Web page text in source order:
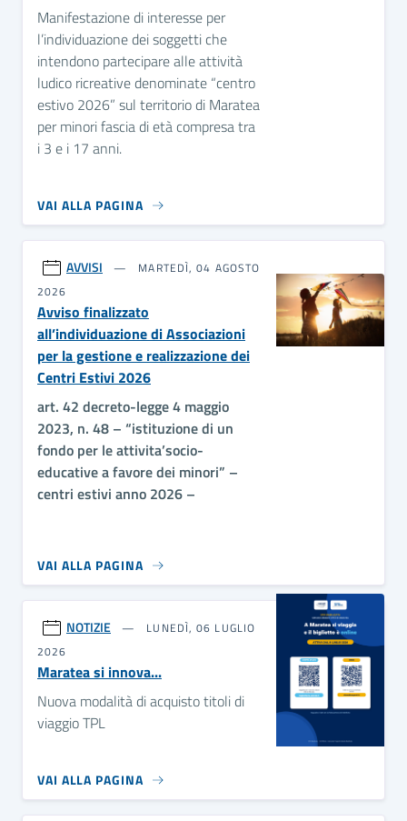
Manifestazione di interesse per
l’individuazione dei soggetti che
intendono partecipare alle attività
ludico ricreative denominate “centro
estivo 2026” sul territorio di Maratea
per minori fascia di età compresa tra
i 3 e i 17 anni.
VAI ALLA PAGINA
AVVISI
MARTEDÌ, 04 AGOSTO
2026
Avviso finalizzato
all’individuazione di Associazioni
per la gestione e realizzazione dei
Centri Estivi 2026
art. 42 decreto-legge 4 maggio
2023, n. 48 – “istituzione di un
fondo per le attivita’socio-
educative a favore dei minori” –
centri estivi anno 2026 –
VAI ALLA PAGINA
NOTIZIE
LUNEDÌ, 06 LUGLIO
2026
Maratea si innova...
Nuova modalità di acquisto titoli di
viaggio TPL
VAI ALLA PAGINA